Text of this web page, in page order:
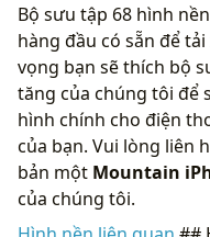
Bộ sưu tập 68 hình
hàng đầu có sẵn để
vọng bạn sẽ thích bộ
tăng của chúng tôi để
hình chính cho điện
của bạn. Vui lòng liên
bản một Mountain
của chúng tôi.